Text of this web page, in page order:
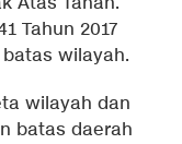
Tahun 2017
wilayah.
wilayah dan
batas daerah